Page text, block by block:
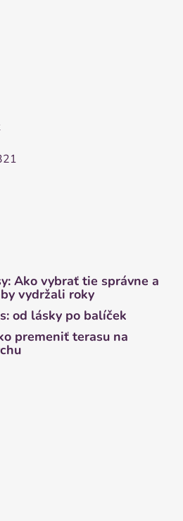
Ako vybrať tie správne a
vydržali roky
od lásky po balíček
premeniť terasu na